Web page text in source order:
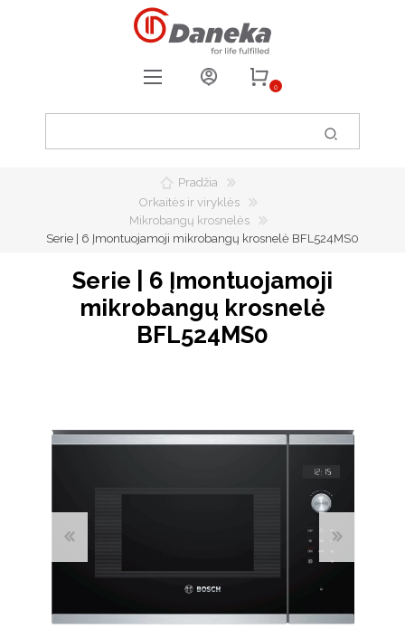
0
0
Pradžia
Orkaitės ir viryklės
Mikrobangų krosnelės
Serie | 6 Įmontuojamoji mikrobangų krosnelė BFL524MS0
Serie | 6 Įmontuojamoji
mikrobangų krosnelė
BFL524MS0